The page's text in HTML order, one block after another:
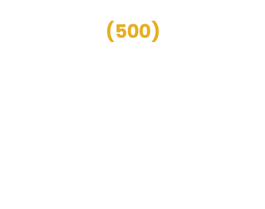
(500)